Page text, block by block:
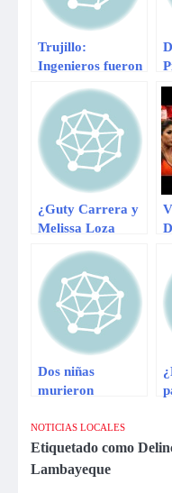
Trujillo:
Ingenieros fueron
delincuentes que
les robaron
¿Guty Carrera y
Melissa Loza
relación por
empresario?
Dos niñas
murieron
Tumbes
NOTICIAS LOCALES
Etiquetado como
Lambayeque